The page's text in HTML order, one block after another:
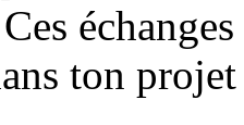
ton